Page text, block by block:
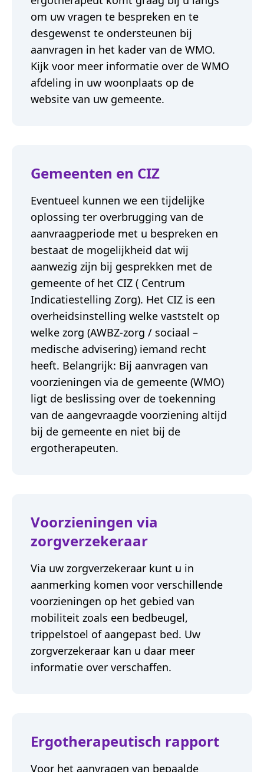
om uw vragen te bespreken en te
desgewenst te ondersteunen bij
aanvragen in het kader van de WMO.
Kijk voor meer informatie over de WMO
afdeling in uw woonplaats op de
website van uw gemeente.
Gemeenten en CIZ
Eventueel kunnen we een tijdelijke
oplossing ter overbrugging van de
aanvraagperiode met u bespreken en
bestaat de mogelijkheid dat wij
aanwezig zijn bij gesprekken met de
gemeente of het CIZ ( Centrum
Indicatiestelling Zorg). Het CIZ is een
overheidsinstelling welke vaststelt op
welke zorg (AWBZ-zorg / sociaal –
medische advisering) iemand recht
heeft. Belangrijk: Bij aanvragen van
voorzieningen via de gemeente (WMO)
ligt de beslissing over de toekenning
van de aangevraagde voorziening altijd
bij de gemeente en niet bij de
ergotherapeuten.
Voorzieningen via
zorgverzekeraar
Via uw zorgverzekeraar kunt u in
aanmerking komen voor verschillende
voorzieningen op het gebied van
mobiliteit zoals een bedbeugel,
trippelstoel of aangepast bed. Uw
zorgverzekeraar kan u daar meer
informatie over verschaffen.
Ergotherapeutisch rapport
Voor het aanvragen van bepaalde